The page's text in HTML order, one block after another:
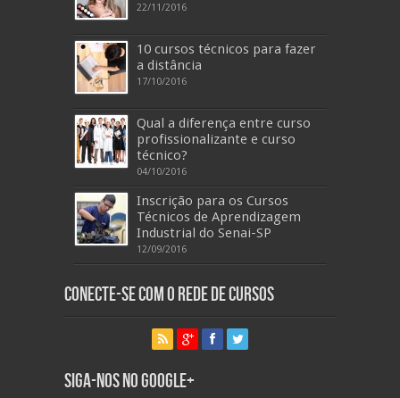
22/11/2016
10 cursos técnicos para fazer
a distância
17/10/2016
Qual a diferença entre curso
profissionalizante e curso
técnico?
04/10/2016
Inscrição para os Cursos
Técnicos de Aprendizagem
Industrial do Senai-SP
12/09/2016
Conecte-se com o Rede de Cursos
Siga-nos no Google+